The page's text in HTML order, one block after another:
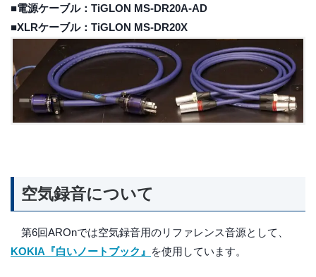
■電源ケーブル：TiGLON MS-DR20A-AD
■XLRケーブル：TiGLON MS-DR20X
空気録音について
第6回AROnでは空気録音用のリファレンス音源として、
KOKIA『白いノートブック』 を使用しています。